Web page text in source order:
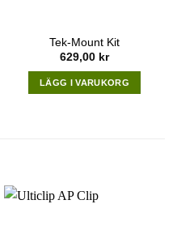
Tek-Mount Kit
629,00 kr
LÄGG I VARUKORG